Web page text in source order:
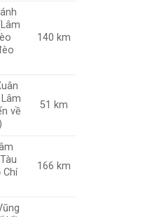
140 km
về
51 km
Chí
166 km